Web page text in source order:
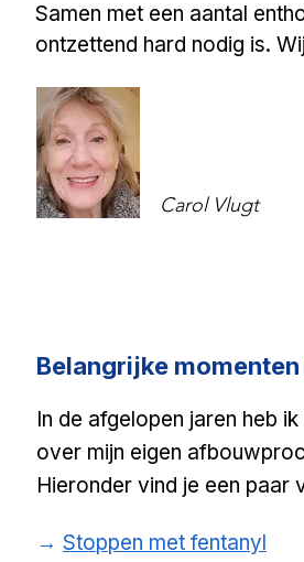
​Samen met een aantal
ontzettend hard nodig is.
Carol Vlugt
Belangrijke
In de afgelopen jaren heb
over mijn eigen
Hieronder vind je een paar
→ Stoppen met fentanyl